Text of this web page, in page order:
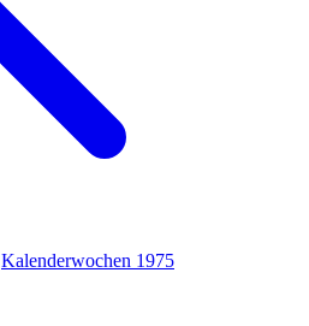
Kalenderwochen 1975